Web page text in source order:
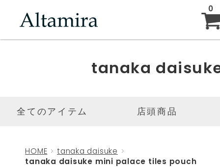
0
ABOUT
tanaka
全てのアイテム 店頭商品
HOME
tanaka daisuke
tanaka daisuke mini palace tiles pouch